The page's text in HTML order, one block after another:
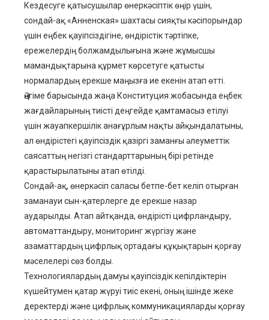
Кездесуге қатысушылар өнеркәсіптік өңір үшін,
сондай-ақ «Анненская» шахтасы сияқты кәсіпорындар
үшін еңбек қауіпсіздігіне, өндірістік тәртіпке,
ережелердің болжамдылығына және жұмысшы
мамандықтарына құрмет көрсетуге қатысты
нормалардың ерекше маңызға ие екенін атап өтті.
Әңгіме барысында жаңа Конституция жобасында еңбек
жағдайларының тиісті деңгейде қамтамасыз етілуі
үшін жауапкершілік анағұрлым нақты айқындалатыны,
ал өндірістегі қауіпсіздік қазіргі заманғы әлеуметтік
саясаттың негізгі стандарттарының бірі ретінде
қарастырылатыны атап өтілді.
Сондай-ақ, өнеркәсіп саласы бетпе-бет келіп отырған
заманауи сын-қатерлерге де ерекше назар
аударылды. Атап айтқанда, өндірісті цифрландыру,
автоматтандыру, мониторинг жүргізу және
азаматтардың цифрлық ортадағы құқықтарын қорғау
мәселелері сөз болды.
Технологиялардың дамуы қауіпсіздік кепілдіктерін
күшейтумен қатар жүруі тиіс екені, оның ішінде жеке
деректерді және цифрлық коммуникацияларды қорғау